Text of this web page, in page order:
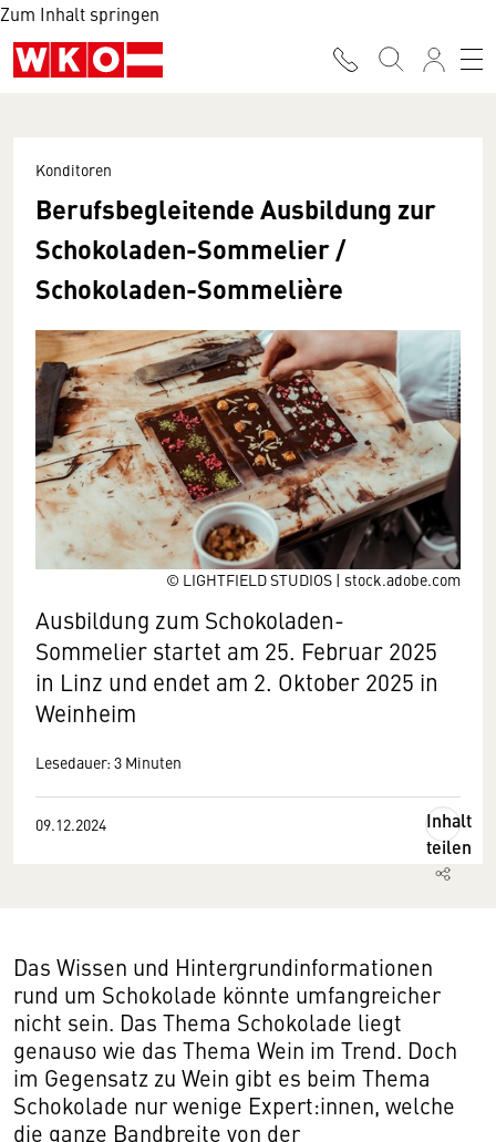
Zum Inhalt springen
© LIGHTFIELD STUDIOS | stock.adobe.com
Konditoren
Berufsbegleitende Ausbildung zur
Schokoladen-Sommelier /
Schokoladen-Sommelière
Ausbildung zum Schokoladen-
Sommelier startet am 25. Februar 2025
in Linz und endet am 2. Oktober 2025 in
Weinheim
Lesedauer: 3 Minuten
09.12.2024
Inhalt
teilen
Das Wissen und Hintergrundinformationen
rund um Schokolade könnte umfangreicher
nicht sein. Das Thema Schokolade liegt
genauso wie das Thema Wein im Trend. Doch
im Gegensatz zu Wein gibt es beim Thema
Schokolade nur wenige Expert:innen, welche
die ganze Bandbreite von der